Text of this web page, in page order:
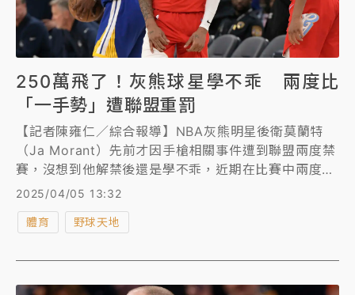
250萬飛了！灰熊球星學不乖 兩度比
「一手勢」遭聯盟重罰
【記者陳雍仁／綜合報導】NBA灰熊明星後衛莫蘭特
（Ja Morant）先前才因手槍相關事件遭到聯盟兩度禁
賽，沒想到他解禁後還是學不乖，近期在比賽中兩度做
出「開槍」手勢，遭聯盟重罰7.5萬美元（約台幣250
2025/04/05 13:32
體育 野球天地